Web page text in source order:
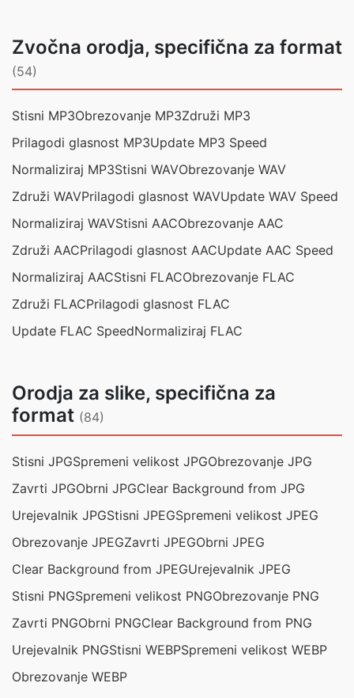
Zvočna orodja, specifična za format
(54)
Stisni MP3Obrezovanje MP3Združi MP3
Prilagodi glasnost MP3Update MP3 Speed
Normaliziraj MP3Stisni WAVObrezovanje WAV
Združi WAVPrilagodi glasnost WAVUpdate WAV Speed
Normaliziraj WAVStisni AACObrezovanje AAC
Združi AACPrilagodi glasnost AACUpdate AAC Speed
Normaliziraj AACStisni FLACObrezovanje FLAC
Združi FLACPrilagodi glasnost FLAC
Update FLAC SpeedNormaliziraj FLAC
Orodja za slike, specifična za
format (84)
Stisni JPGSpremeni velikost JPGObrezovanje JPG
Zavrti JPGObrni JPGClear Background from JPG
Urejevalnik JPGStisni JPEGSpremeni velikost JPEG
Obrezovanje JPEGZavrti JPEGObrni JPEG
Clear Background from JPEGUrejevalnik JPEG
Stisni PNGSpremeni velikost PNGObrezovanje PNG
Zavrti PNGObrni PNGClear Background from PNG
Urejevalnik PNGStisni WEBPSpremeni velikost WEBP
Obrezovanje WEBP